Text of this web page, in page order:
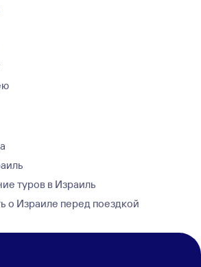
туров в Израиль
о Израиле перед поездкой